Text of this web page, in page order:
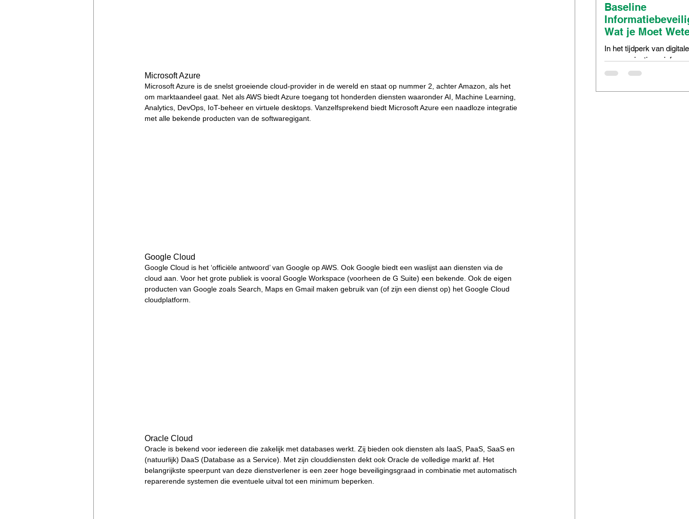
Microsoft Azure
Microsoft Azure is de snelst groeiende cloud-provider in de wereld en staat op nummer 2, achter Amazon, als het
om marktaandeel gaat. Net als AWS biedt Azure toegang tot honderden diensten waaronder AI, Machine Learning,
Analytics, DevOps, IoT-beheer en virtuele desktops. Vanzelfsprekend biedt Microsoft Azure een naadloze integratie
met alle bekende producten van de softwaregigant.
Google Cloud
Google Cloud is het ‘officiële antwoord’ van Google op AWS. Ook Google biedt een waslijst aan diensten via de
cloud aan. Voor het grote publiek is vooral Google Workspace (voorheen de G Suite) een bekende. Ook de eigen
producten van Google zoals Search, Maps en Gmail maken gebruik van (of zijn een dienst op) het Google Cloud
cloudplatform.
Oracle Cloud
Oracle is bekend voor iedereen die zakelijk met databases werkt. Zij bieden ook diensten als IaaS, PaaS, SaaS en
(natuurlijk) DaaS (Database as a Service). Met zijn clouddiensten dekt ook Oracle de volledige markt af. Het
belangrijkste speerpunt van deze dienstverlener is een zeer hoge beveiligingsgraad in combinatie met automatisch
reparerende systemen die eventuele uitval tot een minimum beperken.
Baseline
Wat je Moet
In het tijdperk van digitale
communicatie en
waarborgen van de
waar...